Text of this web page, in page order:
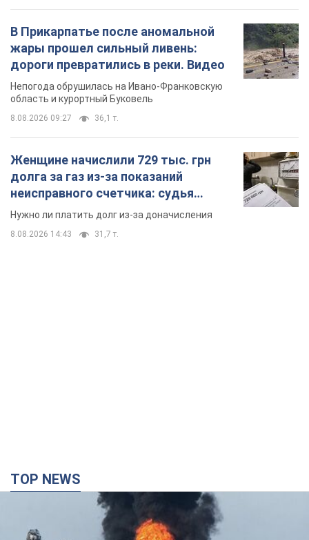
TOP NEWS
противовоздушной обороны РФ не гарантирует защиты от
украинских ударов
53,7 т.